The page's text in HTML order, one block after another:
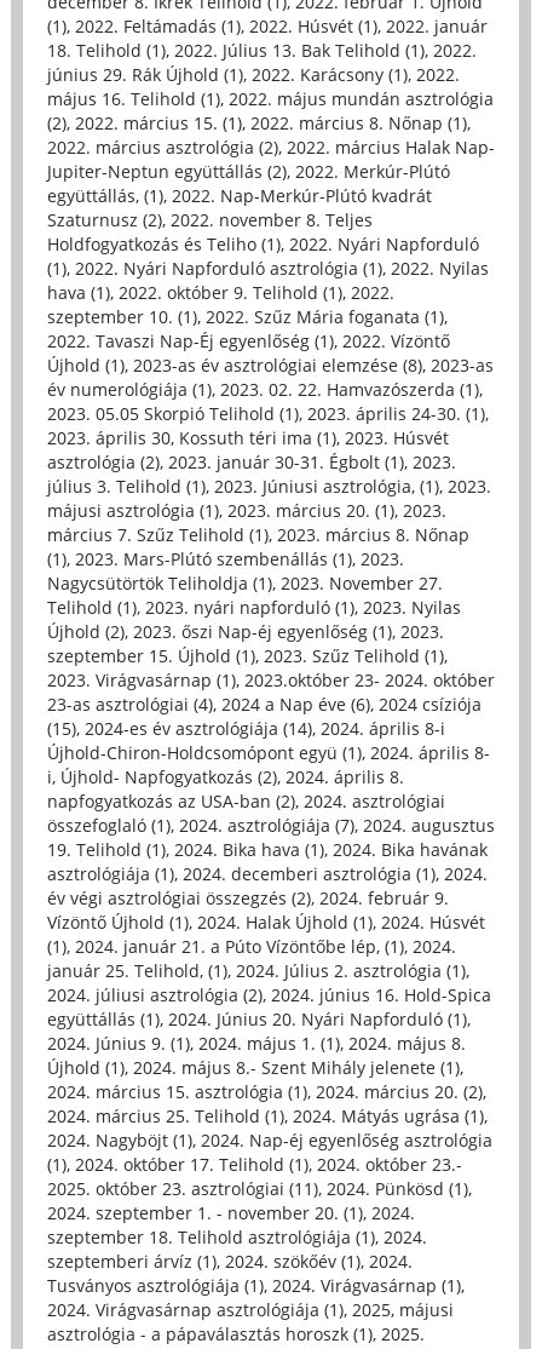
(1), 2022. Feltámadás (1), 2022. Húsvét (1), 2022. január
18. Telihold (1), 2022. Július 13. Bak Telihold (1), 2022.
június 29. Rák Újhold (1), 2022. Karácsony (1), 2022.
május 16. Telihold (1), 2022. május mundán asztrológia
(2), 2022. március 15. (1), 2022. március 8. Nőnap (1),
2022. március asztrológia (2), 2022. március Halak Nap-
Jupiter-Neptun együttállás (2), 2022. Merkúr-Plútó
együttállás, (1), 2022. Nap-Merkúr-Plútó kvadrát
Szaturnusz (2), 2022. november 8. Teljes
Holdfogyatkozás és Teliho (1), 2022. Nyári Napforduló
(1), 2022. Nyári Napforduló asztrológia (1), 2022. Nyilas
hava (1), 2022. október 9. Telihold (1), 2022.
szeptember 10. (1), 2022. Szűz Mária foganata (1),
2022. Tavaszi Nap-Éj egyenlőség (1), 2022. Vízöntő
Újhold (1), 2023-as év asztrológiai elemzése (8), 2023-as
év numerológiája (1), 2023. 02. 22. Hamvazószerda (1),
2023. 05.05 Skorpió Telihold (1), 2023. április 24-30. (1),
2023. április 30, Kossuth téri ima (1), 2023. Húsvét
asztrológia (2), 2023. január 30-31. Égbolt (1), 2023.
július 3. Telihold (1), 2023. Júniusi asztrológia, (1), 2023.
májusi asztrológia (1), 2023. március 20. (1), 2023.
március 7. Szűz Telihold (1), 2023. március 8. Nőnap
(1), 2023. Mars-Plútó szembenállás (1), 2023.
Nagycsütörtök Teliholdja (1), 2023. November 27.
Telihold (1), 2023. nyári napforduló (1), 2023. Nyilas
Újhold (2), 2023. őszi Nap-éj egyenlőség (1), 2023.
szeptember 15. Újhold (1), 2023. Szűz Telihold (1),
2023. Virágvasárnap (1), 2023.október 23- 2024. október
23-as asztrológiai (4), 2024 a Nap éve (6), 2024 csíziója
(15), 2024-es év asztrológiája (14), 2024. április 8-i
Újhold-Chiron-Holdcsomópont együ (1), 2024. április 8-
i, Újhold- Napfogyatkozás (2), 2024. április 8.
napfogyatkozás az USA-ban (2), 2024. asztrológiai
összefoglaló (1), 2024. asztrológiája (7), 2024. augusztus
19. Telihold (1), 2024. Bika hava (1), 2024. Bika havának
asztrológiája (1), 2024. decemberi asztrológia (1), 2024.
év végi asztrológiai összegzés (2), 2024. február 9.
Vízöntő Újhold (1), 2024. Halak Újhold (1), 2024. Húsvét
(1), 2024. január 21. a Púto Vízöntőbe lép, (1), 2024.
január 25. Telihold, (1), 2024. Július 2. asztrológia (1),
2024. júliusi asztrológia (2), 2024. június 16. Hold-Spica
együttállás (1), 2024. Június 20. Nyári Napforduló (1),
2024. Június 9. (1), 2024. május 1. (1), 2024. május 8.
Újhold (1), 2024. május 8.- Szent Mihály jelenete (1),
2024. március 15. asztrológia (1), 2024. március 20. (2),
2024. március 25. Telihold (1), 2024. Mátyás ugrása (1),
2024. Nagyböjt (1), 2024. Nap-éj egyenlőség asztrológia
(1), 2024. október 17. Telihold (1), 2024. október 23.-
2025. október 23. asztrológiai (11), 2024. Pünkösd (1),
2024. szeptember 1. - november 20. (1), 2024.
szeptember 18. Telihold asztrológiája (1), 2024.
szeptemberi árvíz (1), 2024. szökőév (1), 2024.
Tusványos asztrológiája (1), 2024. Virágvasárnap (1),
2024. Virágvasárnap asztrológiája (1), 2025, májusi
asztrológia - a pápaválasztás horoszk (1), 2025.